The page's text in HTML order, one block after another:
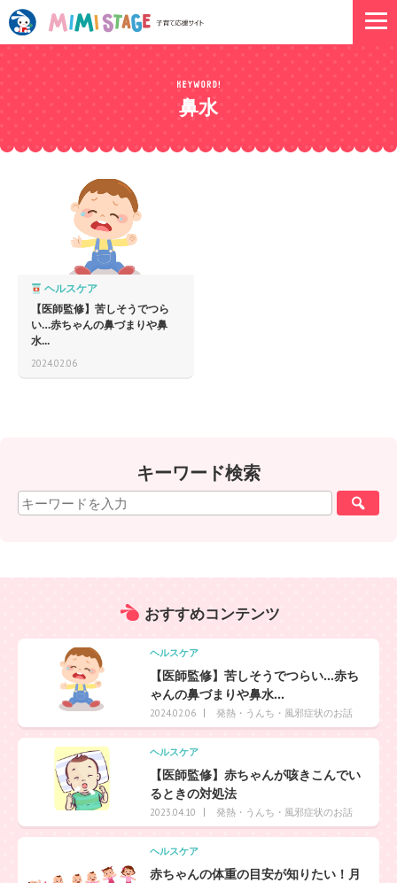
鼻水
ヘルスケア
【医師監修】苦しそうでつら
い…赤ちゃんの鼻づまりや鼻
水...
2024.02.06
キーワード検索
おすすめコンテンツ
ヘルスケア
【医師監修】苦しそうでつらい…赤ち
ゃんの鼻づまりや鼻水...
2024.02.06 発熱・うんち・風邪症状のお話
ヘルスケア
【医師監修】赤ちゃんが咳きこんでい
るときの対処法
2023.04.10 発熱・うんち・風邪症状のお話
ヘルスケア
赤ちゃんの体重の目安が知りたい！月